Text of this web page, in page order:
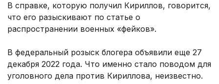
В справке, которую получил Кириллов, говорится,
что его разыскивают по статье о
распространении военных «фейков».
В федеральный розыск блогера объявили еще 27
декабря 2022 года. Что именно стало поводом для
уголовного дела против Кириллова, неизвестно.